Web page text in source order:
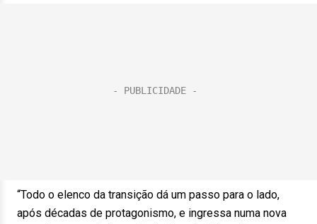
“Todo o elenco da transição dá um passo para o lado,
após décadas de protagonismo, e ingressa numa nova